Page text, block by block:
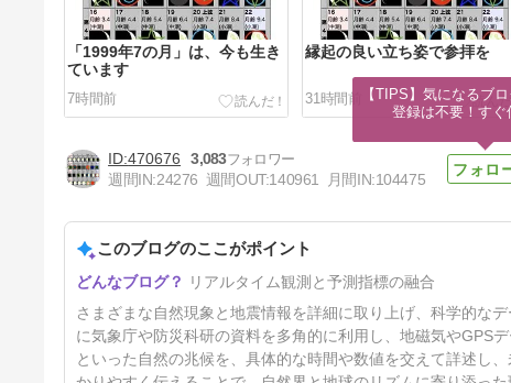
「1999年7の月」は、今も生き
ています
7時間前
縁起の良い立ち姿で参拝を
31時間前
今日からお盆に掛けての注意点
4日前
470676
3,083
週間IN:24276 週間OUT:140961 月間IN:104475
このブログのここがポイント
リアルタイム観測と予測指標の融合
さまざまな自然現象と地震情報を詳細に取り上げ、科学的な
に気象庁や防災科研の資料を多角的に利用し、地磁気やGPS
といった自然の兆候を、具体的な時間や数値を交えて詳述し
【TIPS】気になるブ
登録は不要！すぐ